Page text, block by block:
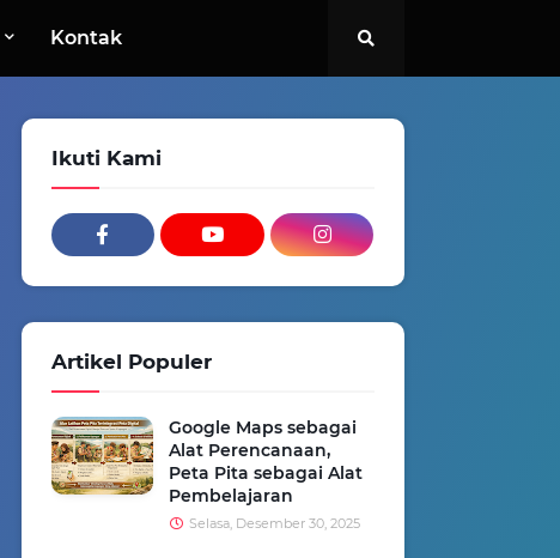
Kontak
Ikuti Kami
Artikel Populer
Google Maps sebagai
Alat Perencanaan,
Peta Pita sebagai Alat
Pembelajaran
Selasa, Desember 30, 2025